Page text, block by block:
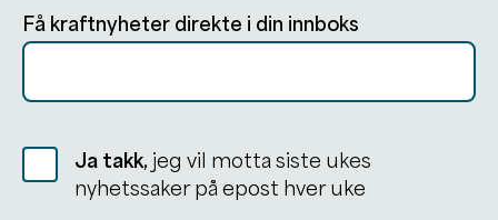
Få kraftnyheter direkte i din innboks
Ja takk, jeg vil motta siste ukes
nyhetssaker på epost hver uke